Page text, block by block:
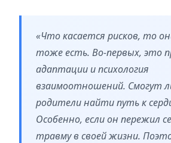
«Что касается рисков, то
тоже есть. Во-первых, это
адаптации и психология
взаимоотношений. Смогут
родители найти путь к
Особенно, если он пережил
травму в своей жизни.